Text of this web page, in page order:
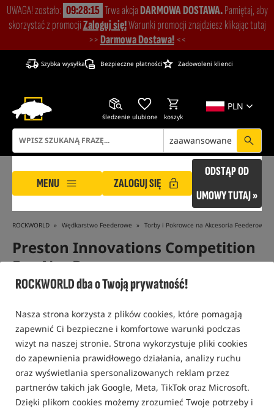
ROCKWORLD dba o Twoją prywatność!
Nasza strona korzysta z plików cookies, które pomagają
zapewnić Ci bezpieczne i komfortowe warunki podczas
wizyt na naszej stronie. Strona wykorzystuje pliki cookies
do zapewnienia prawidłowego działania, analizy ruchu
oraz wyświetlania spersonalizowanych reklam przez
partnerów takich jak Google, Meta, TikTok oraz Microsoft.
Dzięki plikom cookies możemy zrozumieć Twoje potrzeby i
UWAGA! zostało: 09:28:14 Trwa akcjaDARMOWA DOSTAWA.Pamiętaj, aby
skorzystać z promocjiZaloguj się!Warunki promocji znajdziesz klikając tutaj
>>Darmowa Dostawa! <<
Szybka wysyłka Bezpieczne płatności Zadowoleni klienci
PLN
śledzenie ulubione koszyk
zaawansowane
MENU ZALOGUJ SIĘ
ODSTĄP OD
UMOWY TUTAJ »
ROCKWORLD Wędkarstwo Feederowe Torby i Pokrowce na Akcesoria Feederowe
Preston Innovations Competition
Eva Net Bag
Torba na siatkę z materiału EVA /Preston Innovations
0 opinii
Bestseller!